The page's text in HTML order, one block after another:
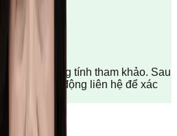
thị chỉ mang tính tham khảo. Sau
đài sẽ chủ động liên hệ để xác
xác.